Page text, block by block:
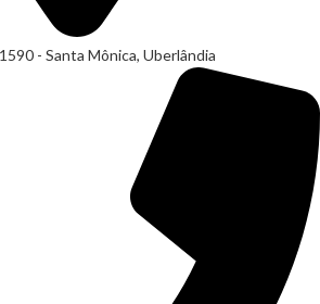
- Santa Mônica, Uberlândia